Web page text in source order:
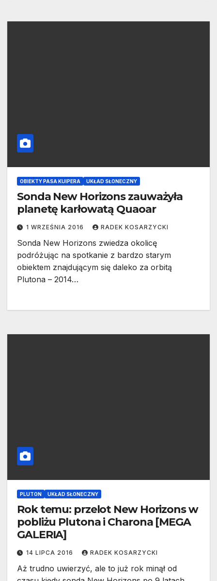
OBIEKTY PASA KUIPERA UKŁAD SŁONECZNY
Sonda New Horizons zauważyła
planetę karłowatą Quaoar
1 WRZEŚNIA 2016 RADEK KOSARZYCKI
Sonda New Horizons zwiedza okolicę
podróżując na spotkanie z bardzo starym
obiektem znajdującym się daleko za orbitą
Plutona – 2014…
PLUTON UKŁAD SŁONECZNY
Rok temu: przelot New Horizons w
pobliżu Plutona i Charona [MEGA
GALERIA]
14 LIPCA 2016 RADEK KOSARZYCKI
Aż trudno uwierzyć, ale to już rok minął od